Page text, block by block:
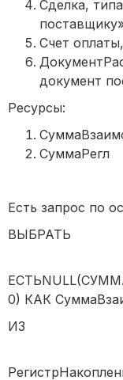
Сделка,
Счет
документ
Ресурсы:
СуммаРегл
Есть запрос по
ВЫБРАТЬ
0) КАК
ИЗ